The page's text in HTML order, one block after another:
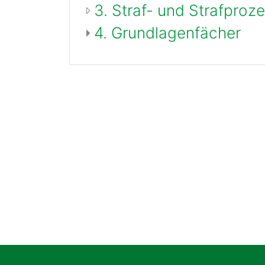
3. Straf- und
4. Grundlagenfächer